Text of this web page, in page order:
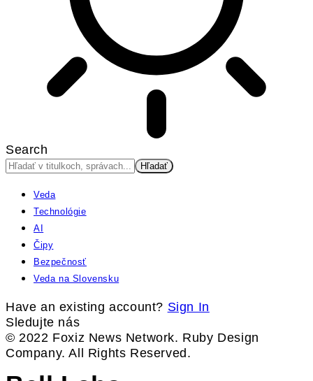
Search
Veda
Technológie
AI
Čipy
Bezpečnosť
Veda na Slovensku
Have an existing account? Sign In
Sledujte nás
© 2022 Foxiz News Network. Ruby Design
Company. All Rights Reserved.